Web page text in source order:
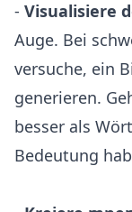
- Visualisiere
Auge. Bei
versuche, ein
generieren.
besser als
Bedeutung